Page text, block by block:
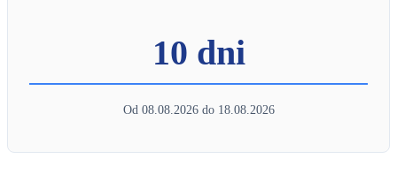
10 dni
Od 08.08.2026 do 18.08.2026